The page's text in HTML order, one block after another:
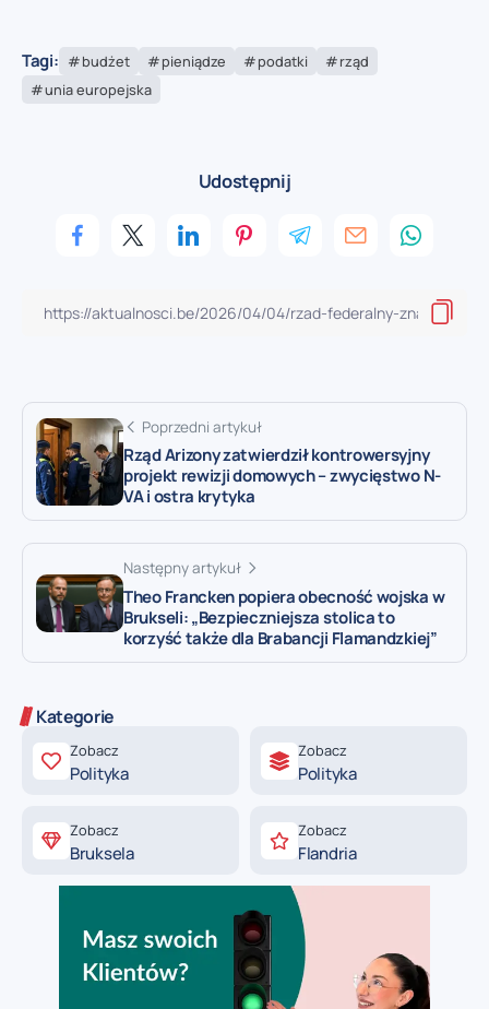
Tagi: budżet pieniądze podatki
rząd
unia europejska
Udostępnij
Poprzedni artykuł
Rząd Arizony zatwierdził kontrowersyjny
projekt rewizji domowych – zwycięstwo N-
VA i ostra krytyka
Następny artykuł
Theo Francken popiera obecność wojska w
Brukseli: „Bezpieczniejsza stolica to
korzyść także dla Brabancji Flamandzkiej”
Kategorie
Zobacz
Polityka
Zobacz
Polityka
Zobacz
Bruksela
Zobacz
Flandria